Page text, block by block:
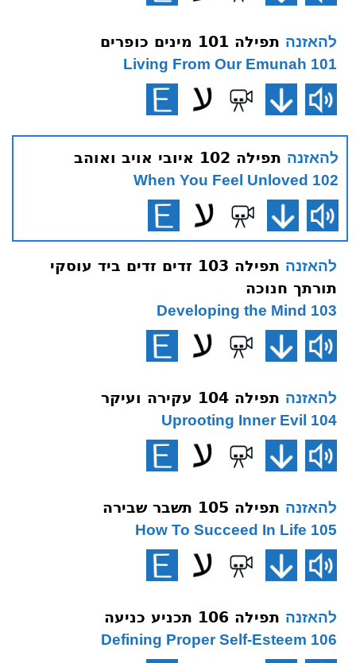
להאזנה תפילה 101 מינים כופרים
101 Living From Our Emunah
להאזנה תפילה 102 איובי אויב ואוהב
102 When You Feel Unloved
להאזנה
תפילה 103 זדים זדים ביד עוסקי
תורתך חנוכה
103 Developing the Mind
להאזנה תפילה 104 עקירה ועיקר
104 Uprooting Inner Evil
להאזנה תפילה 105 תשבר שבירה
105 How To Succeed In Life
להאזנה תפילה 106 תכניע כניעה
106 Defining Proper Self-Esteem